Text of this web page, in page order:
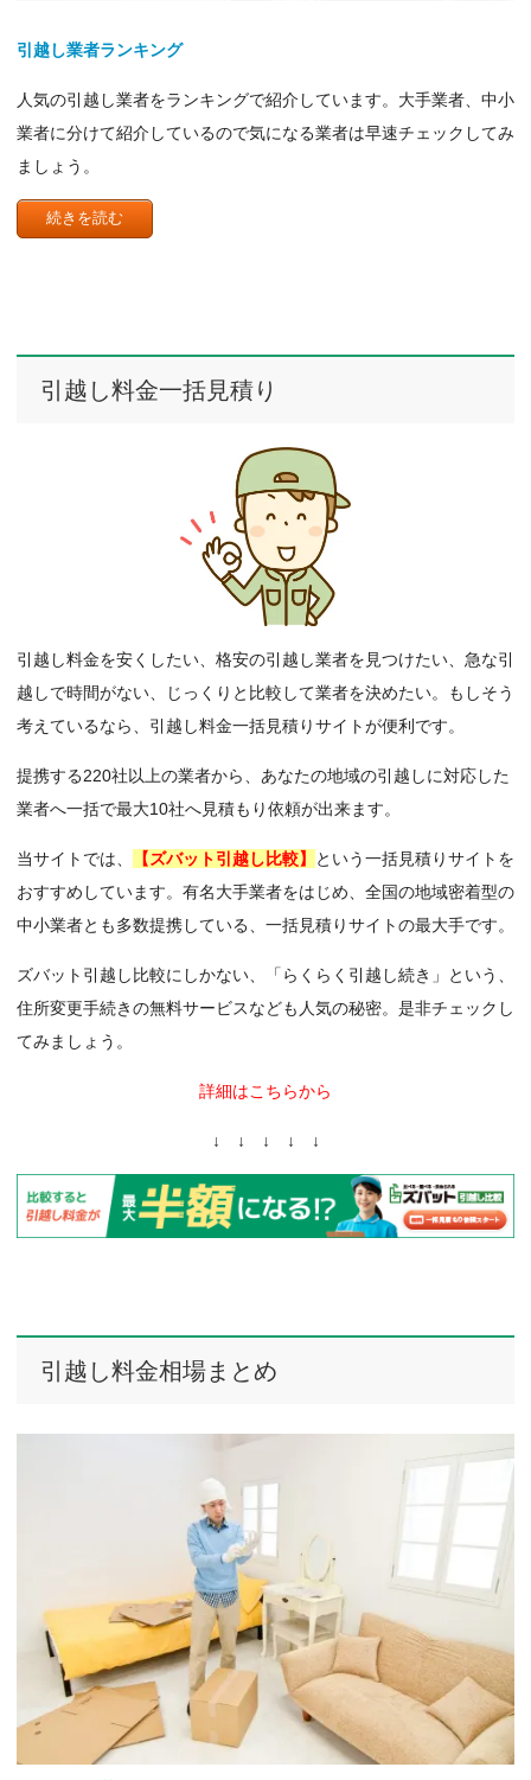
引越し業者ランキング
人気の引越し業者をランキングで紹介しています。大手業者、中小
業者に分けて紹介しているので気になる業者は早速チェックしてみ
ましょう。
続きを読む
引越し料金一括見積り
引越し料金を安くしたい、格安の引越し業者を見つけたい、急な引
越しで時間がない、じっくりと比較して業者を決めたい。もしそう
考えているなら、引越し料金一括見積りサイトが便利です。
提携する220社以上の業者から、あなたの地域の引越しに対応した
業者へ一括で最大10社へ見積もり依頼が出来ます。
当サイトでは、 【ズバット引越し比較】
という一括見積りサイトを
おすすめしています。有名大手業者をはじめ、全国の地域密着型の
中小業者とも多数提携している、一括見積りサイトの最大手です。
ズバット引越し比較にしかない、「らくらく引越し続き」という、
住所変更手続きの無料サービスなども人気の秘密。是非チェックし
てみましょう。
詳細はこちらから
↓ ↓ ↓ ↓ ↓
引越し料金相場まとめ